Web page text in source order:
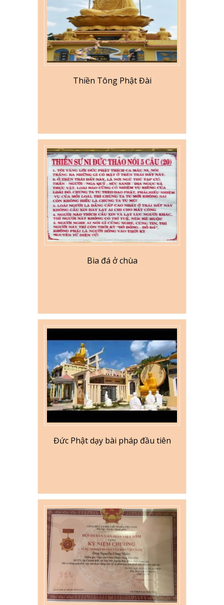
Thiền Tông Phật Đài
Bia đá ở chùa
Đức Phật dạy bài pháp đầu tiên